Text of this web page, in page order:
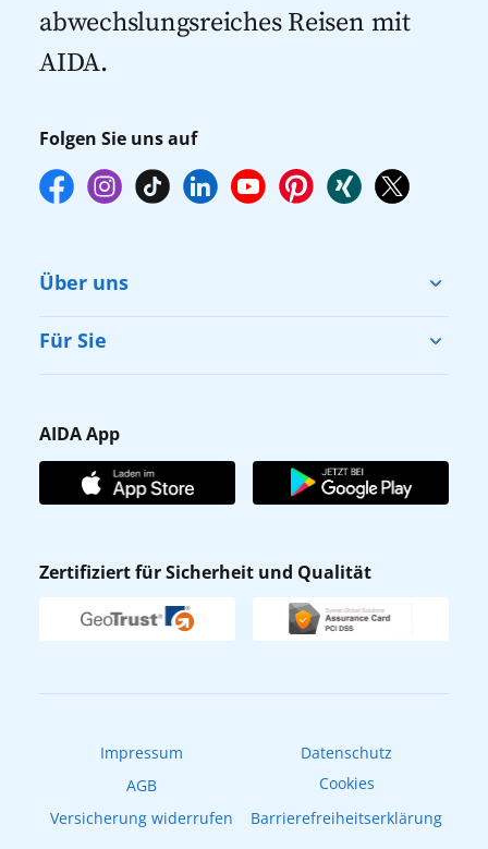
abwechslungsreiches Reisen mit
AIDA.
Folgen Sie uns auf
Über uns
Cruise & Help
Karriere
Affiliateprogramm
Verhaltens- & Ethikkodex
Newsletter
Für Sie
Gästefragebogen
AIDA Club
AIDA App
AIDA App
Zertifiziert für Sicherheit und Qualität
Impressum
Datenschutz
AGB
Cookies
Versicherung widerrufen
Barrierefreiheitserklärung